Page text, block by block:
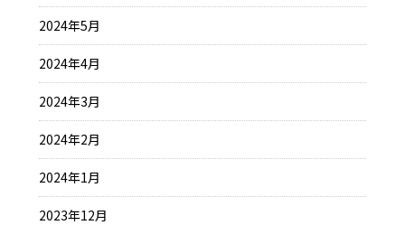
2024年5月
2024年4月
2024年3月
2024年2月
2024年1月
2023年12月